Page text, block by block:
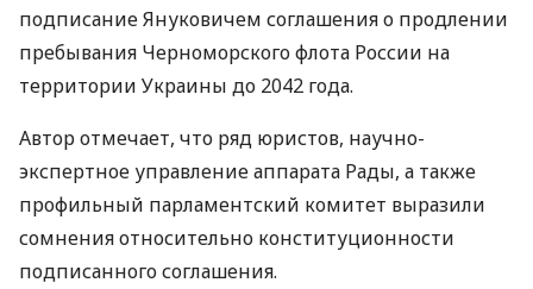
подписание Януковичем соглашения о продлении
пребывания Черноморского флота России на
территории Украины до 2042 года.
Автор отмечает, что ряд юристов, научно-
экспертное управление аппарата Рады, а также
профильный парламентский комитет выразили
сомнения относительно конституционности
подписанного соглашения.